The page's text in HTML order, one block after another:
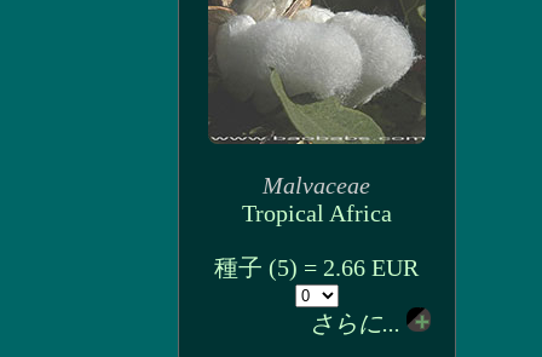
Malvaceae
Tropical Africa
種子 (5) = 2.66 EUR
さらに...